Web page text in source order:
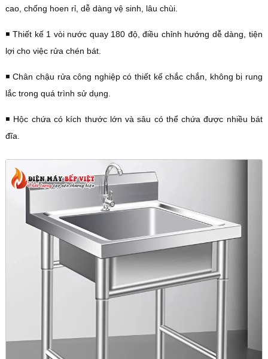
cao, chống hoen rỉ, dễ dàng vệ sinh, lâu chùi.
◾️ Thiết kế 1 vòi nước quay 180 độ, điều chỉnh hướng dễ dàng, tiện
lợi cho việc rửa chén bát.
◾️ Chân chậu rửa công nghiệp có thiết kế chắc chắn, không bị rung
lắc trong quá trình sử dụng.
◾️ Hộc chứa có kích thước lớn và sâu có thể chứa được nhiều bát
đĩa.